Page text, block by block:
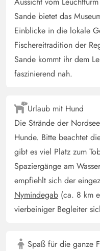
Sande bietet das
Einblicke in die lokale
Fischereitradition der
Sande kommt ihr dem
faszinierend nah.
Urlaub mit Hund
Die Strände der
Hunde. Bitte beachtet
gibt es viel Platz zum
Spaziergänge am
empfiehlt sich der
Nymindegab (ca. 8 km
vierbeiniger Begleiter
Spaß für die ganze